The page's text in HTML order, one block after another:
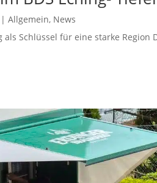
Allgemein, News
Schlüssel für eine starke